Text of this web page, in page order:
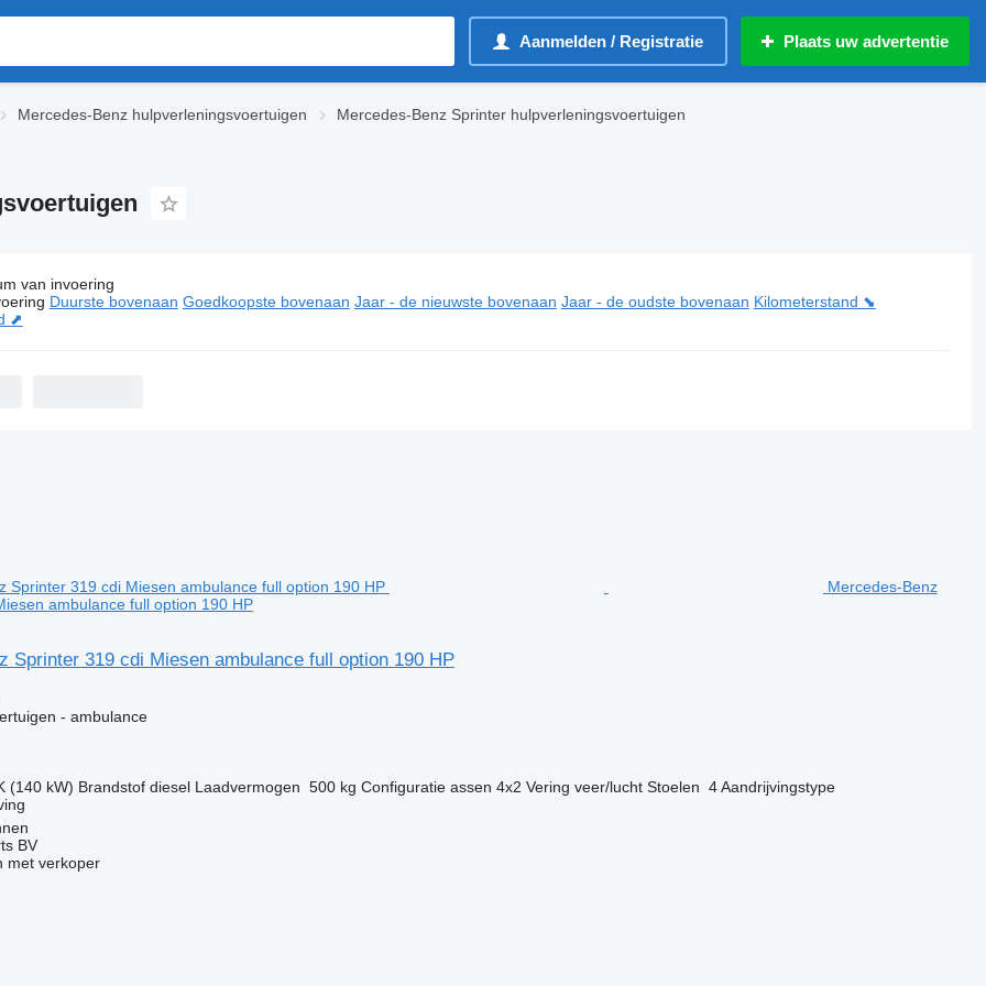
Aanmelden / Registratie Plaats uw advertentie
Mercedes-Benz hulpverleningsvoertuigen
Mercedes-Benz Sprinter hulpverleningsvoertuigen
Mercedes-Benz Sprinter 319 hulpverleningsvoertuigen
van invoering
Duurste bovenaan Goedkoopste bovenaan Jaar - de nieuwste bovenaan Jaar - de oudste bovenaan Kilometerstand ⬊
⬈
Mercedes-Benz
ambulance full option 190 HP
Sprinter 319 cdi Miesen ambulance full option 190 HP
- ambulance
(140 kW) Brandstof diesel Laadvermogen 500 kg Configuratie assen 4x2 Vering veer/lucht Stoelen 4 Aandrijvingstype
BV
met verkoper